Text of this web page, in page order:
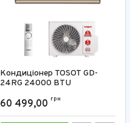
Кондиціонер TOSOT GD-
24RG 24000 BTU
60 499,00 грн